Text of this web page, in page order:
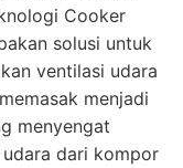
Cooker
solusi untuk
ventilasi udara
menjadi
menyengat
dari kompor